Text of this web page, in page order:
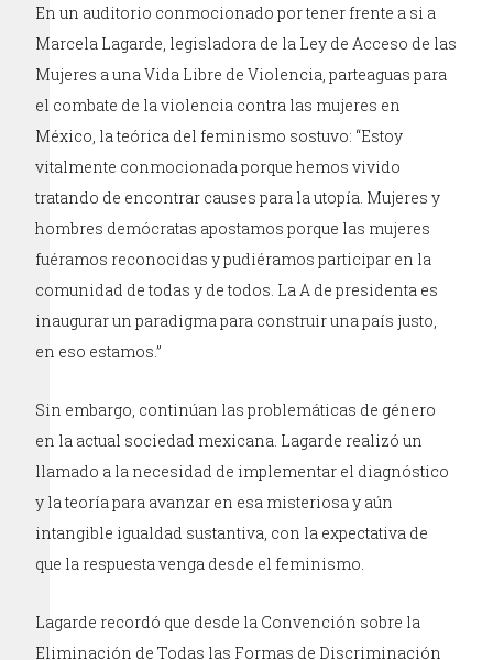
En un auditorio conmocionado por tener frente a si a
Marcela Lagarde, legisladora de la Ley de Acceso de las
Mujeres a una Vida Libre de Violencia, parteaguas para
el combate de la violencia contra las mujeres en
México, la teórica del feminismo sostuvo: “Estoy
vitalmente conmocionada porque hemos vivido
tratando de encontrar causes para la utopía. Mujeres y
hombres demócratas apostamos porque las mujeres
fuéramos reconocidas y pudiéramos participar en la
comunidad de todas y de todos. La A de presidenta es
inaugurar un paradigma para construir una país justo,
en eso estamos.”
Sin embargo, continúan las problemáticas de género
en la actual sociedad mexicana. Lagarde realizó un
llamado a la necesidad de implementar el diagnóstico
y la teoría para avanzar en esa misteriosa y aún
intangible igualdad sustantiva, con la expectativa de
que la respuesta venga desde el feminismo.
Lagarde recordó que desde la Convención sobre la
Eliminación de Todas las Formas de Discriminación